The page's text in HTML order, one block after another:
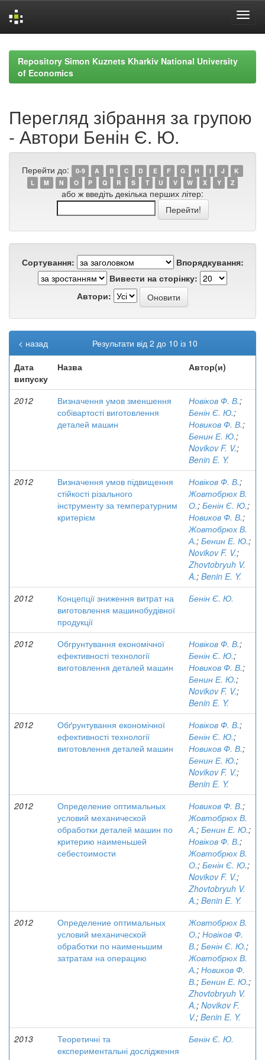
navigationRepository Simon Kuznets Kharkiv National University
of Economics
Перегляд зібрання за групою
- Автори Бенін Є. Ю.
Перейти до: 0-9 A B C D E F G H I J
K
L
M N O P Q R S T U V W X Y Z
або ж введіть декілька перших літер:
Сортування:
Впорядкування:
Вивести на сторінку:
Автори:
Результати від 2 до 10 із 10
< назад
Дата
випуску
Назва Автор(и)
2012
Визначення умов зменшення
собівартості виготовлення
деталей машин
Новіков Ф. В.;
Бенін Є. Ю.;
Новиков Ф. В.;
Бенин Е. Ю.;
Novikov F. V.;
Benin E. Y.
2012
Визначення умов підвищення
стійкості різального
інструменту за температурним
критерієм
Новіков Ф. В.;
Жовтобрюх В.
О.; Бенін Є. Ю.;
Новиков Ф. В.;
Жовтобрюх В.
А.; Бенин Е. Ю.;
Novikov F. V.;
Zhovtobryuh V.
A.; Benin E. Y.
2012
Концепції зниження витрат на
виготовлення машинобудівної
продукції
Бенін Є. Ю.
2012
Обгрунтування економічної
ефективності технології
виготовлення деталей машин
Новіков Ф. В.;
Бенін Є. Ю.;
Новиков Ф. В.;
Бенин Е. Ю.;
Novikov F. V.;
Benin E. Y.
2012
Обґрунтування економічної
ефективності технології
виготовлення деталей машин
Новіков Ф. В.;
Бенін Є. Ю.;
Новиков Ф. В.;
Бенин Е. Ю.;
Novikov F. V.;
Benin E. Y.
2012
Определение оптимальных
условий механической
обработки деталей машин по
критерию наименьшей
себестоимости
Новиков Ф. В.;
Жовтобрюх В.
А.; Бенин Е. Ю.;
Новіков Ф. В.;
Жовтобрюх В.
О.; Бенін Є. Ю.;
Novikov F. V.;
Zhovtobryuh V.
A.; Benin E. Y.
2012
Определение оптимальных
условий механической
обработки по наименьшим
затратам на операцию
Жовтобрюх В.
О.; Новіков Ф.
В.; Бенін Є. Ю.;
Жовтобрюх В.
А.; Новиков Ф.
В.; Бенин Е. Ю.;
Zhovtobryuh V.
A.; Novikov F.
V.; Benin E. Y.
2013
Теоретичні та
експериментальні дослідження
Бенін Є. Ю.